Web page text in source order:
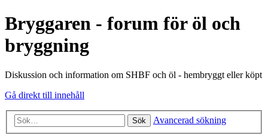
Bryggaren - forum för öl och
bryggning
Diskussion och information om SHBF och öl - hembryggt eller köpt
Gå direkt till innehåll
Sök Avancerad sökning